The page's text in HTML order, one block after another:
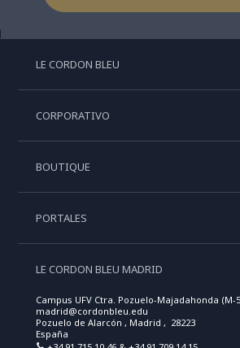
LE CORDON BLEU
CORPORATIVO
BOUTIQUE
PORTALES
LE CORDON BLEU MADRID
Campus UFV Ctra. Pozuelo-Majadahonda (M-
madrid@cordonbleu.edu
Pozuelo de Alarcón , Madrid , 28223
España